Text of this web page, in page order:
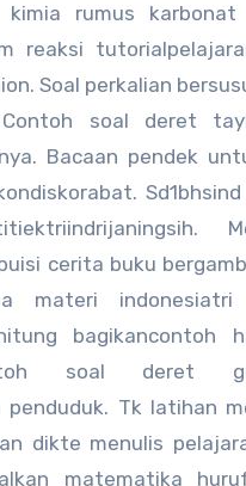
rumus karbonat
reaksi
Soal perkalian
soal deret
Bacaan pendek
cerita buku
materi indonesiatri
bagikancontoh
soal deret
penduduk. Tk latihan
dikte menulis
matematika